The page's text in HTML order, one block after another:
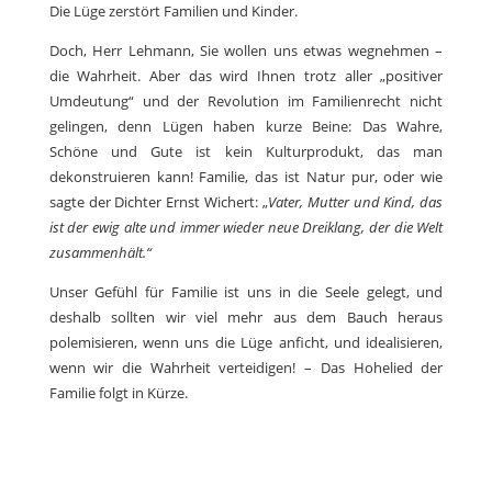
Die Lüge zerstört Familien und Kinder.
Doch, Herr Lehmann, Sie wollen uns etwas wegnehmen –
die Wahrheit. Aber das wird Ihnen trotz aller „positiver
Umdeutung“ und der Revolution im Familienrecht nicht
gelingen, denn Lügen haben kurze Beine: Das Wahre,
Schöne und Gute ist kein Kulturprodukt, das man
dekonstruieren kann! Familie, das ist Natur pur, oder wie
sagte der Dichter Ernst Wichert: „Vater, Mutter und Kind, das
ist der ewig alte und immer wieder neue Dreiklang, der die Welt
zusammenhält.“
Unser Gefühl für Familie ist uns in die Seele gelegt, und
deshalb sollten wir viel mehr aus dem Bauch heraus
polemisieren, wenn uns die Lüge anficht, und idealisieren,
wenn wir die Wahrheit verteidigen! – Das Hohelied der
Familie folgt in Kürze.